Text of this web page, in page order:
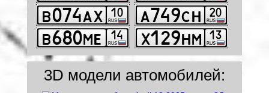
3D модели автомобилей: